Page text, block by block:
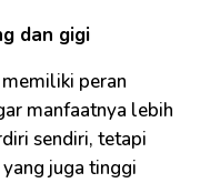
dan gigi
peran
manfaatnya lebih
sendiri, tetapi
juga tinggi